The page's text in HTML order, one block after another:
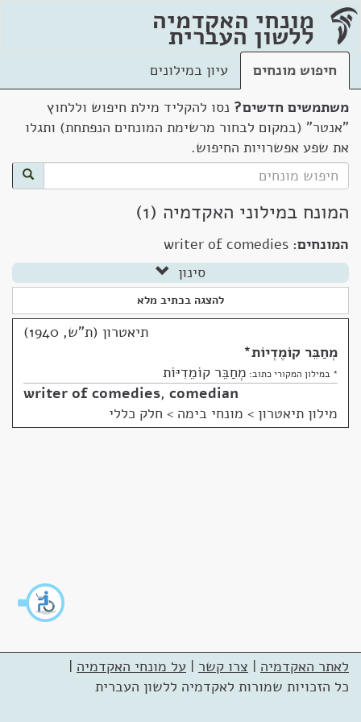
מונחי האקדמיה
ללשון העברית
חיפוש מונחים
עיון במילונים
משתמשים חדשים? נסו להקליד מילת חיפוש וללחוץ
"אנטר" (במקום לבחור מרשימת המונחים הנפתחת) ותגלו
את שפע אפשרויות החיפוש.
המונח במילוני האקדמיה (1)
המונחים: writer of comedies
סינון
להצגה בכתיב מלא
תיאטרון (ת"ש, 1940)
מְחַבֵּר קוֹמֶדְיוֹת*
* במילון המקורי כתוב: מְחַבֵּר קוֹמֵדִיּוֹת
writer of comedies, comedian
מילון תיאטרון > מונחי בימה > חלק כללי
לאתר האקדמיה | צרו קשר | על מונחי האקדמיה |
כל הזכויות שמורות לאקדמיה ללשון העברית